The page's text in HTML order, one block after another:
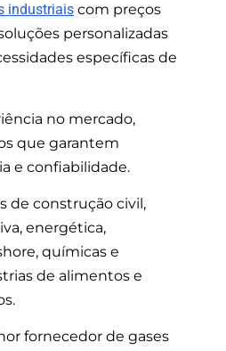
industriais com preços
personalizadas
específicas de
no mercado,
que garantem
e confiabilidade.
de construção civil,
energética,
químicas e
de alimentos e
fornecedor de gases